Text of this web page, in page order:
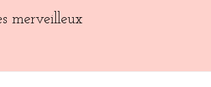
merveilleux